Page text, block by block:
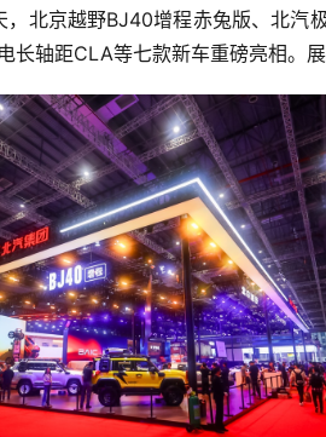
，北京越野BJ40增程赤兔版、北汽
长轴距CLA等七款新车重磅亮相。